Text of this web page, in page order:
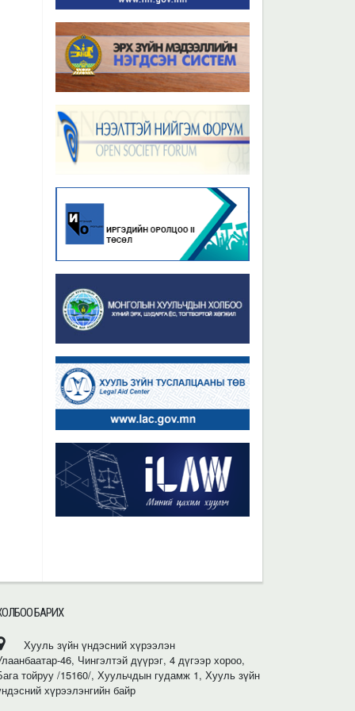
Бүх мэдээ
БАРИХ
Хууль зүйн үндэсний хүрээлэн
46, Чингэлтэй дүүрэг, 4 дүгээр хороо,
тойруу /15160/, Хуульчдын гудамж 1, Хууль зүйн
хүрээлэнгийн байр